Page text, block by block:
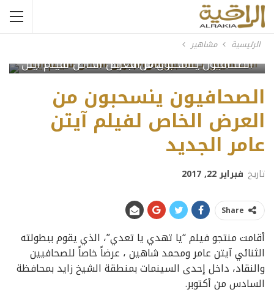
الرئيسية مشاهير
الصحافيون ينسحبون من العرض الخاص لفيلم آيتن عامر الجديد
الصحافيون ينسحبون من
العرض الخاص لفيلم آيتن
عامر الجديد
تاريخ فبراير 22, 2017
Share
أقامت منتجو فيلم “يا تهدي يا تعدي”، الذي يقوم ببطولته
الثنائي آيتن عامر ومحمد شاهين ، عرضاً خاصاً للصحافيين
والنقاد، داخل إحدى السينمات بمنطقة الشيخ زايد بمحافظة
السادس من أكتوبر.